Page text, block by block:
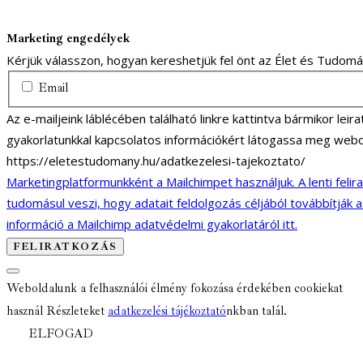
Marketing engedélyek
Kérjük válasszon, hogyan kereshetjük fel önt az Élet és
Email
Az e-mailjeink láblécében található linkre kattintva bármikor
gyakorlatunkkal kapcsolatos információkért látogassa meg
https://eletestudomany.hu/adatkezelesi-tajekoztato/
Marketingplatformunkként a Mailchimpet használjuk. A lenti
tudomásul veszi, hogy adatait feldolgozás céljából továbbítják
információ a Mailchimp adatvédelmi gyakorlatáról itt.
Weboldalunk a felhasználói élmény fokozása érdekében cookiekat
használ Részleteket adatkezelési tájékoztatónkban talál.
ELFOGAD